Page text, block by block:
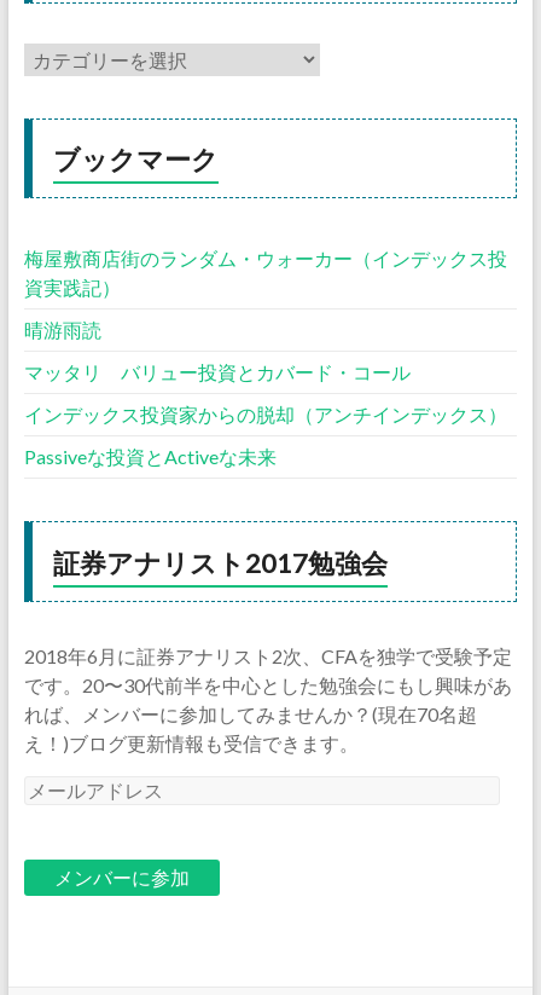
ブックマーク
梅屋敷商店街のランダム・ウォーカー（インデックス投
資実践記）
晴游雨読
マッタリ バリュー投資とカバード・コール
インデックス投資家からの脱却（アンチインデックス）
Passiveな投資とActiveな未来
証券アナリスト2017勉強会
2018年6月に証券アナリスト2次、CFAを独学で受験予定
です。20〜30代前半を中心とした勉強会にもし興味があ
れば、メンバーに参加してみませんか？(現在70名超
え！)ブログ更新情報も受信できます。
メ